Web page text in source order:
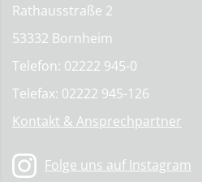
Rathausstraße 2
53332 Bornheim
Telefon: 02222 945-0
Telefax: 02222 945-126
Kontakt & Ansprechpartner
Folge uns auf Instagram